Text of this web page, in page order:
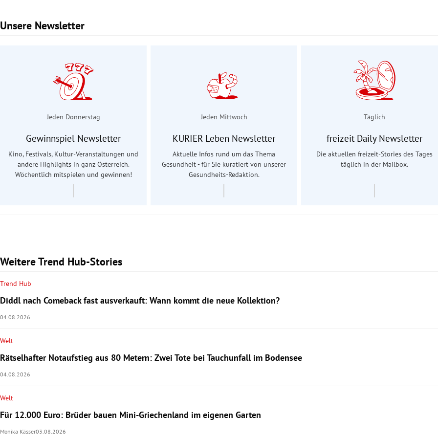
Unsere Newsletter
Slide 1 von 2
Jeden Donnerstag
Gewinnspiel Newsletter
Kino, Festivals, Kultur-Veranstaltungen und
andere Highlights in ganz Österreich.
Wöchentlich mitspielen und gewinnen!
Jeden Mittwoch
KURIER Leben Newsletter
Aktuelle Infos rund um das Thema
Gesundheit - für Sie kuratiert von unserer
Gesundheits-Redaktion.
Täglich
freizeit Daily Newsletter
Die aktuellen freizeit-Stories des Tages
täglich in der Mailbox.
Weitere Trend Hub-Stories
Trend Hub
Diddl nach Comeback fast ausverkauft: Wann kommt die neue Kollektion?
04.08.2026
Welt
Rätselhafter Notaufstieg aus 80 Metern: Zwei Tote bei Tauchunfall im Bodensee
04.08.2026
Welt
Für 12.000 Euro: Brüder bauen Mini-Griechenland im eigenen Garten
Monika Kässer03.08.2026